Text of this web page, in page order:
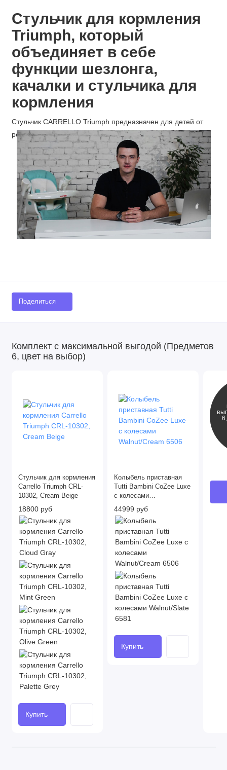
Стульчик для кормления
Triumph, который
объединяет в себе
функции шезлонга,
качалки и стульчика для
кормления
Стульчик CARRELLO Triumph предназначен для детей от
рождения и до 3-х лет.
Поделиться
Комплект с максимальной выгодой (Предметов
6, цвет на выбор)
Стульчик для кормления
Carrello Triumph CRL-
10302, Cream Beige
18800 руб
Купить
Колыбель приставная
Tutti Bambini CoZee Luxe
с колесами
Walnut/Cream 6506
44999 руб
Купить